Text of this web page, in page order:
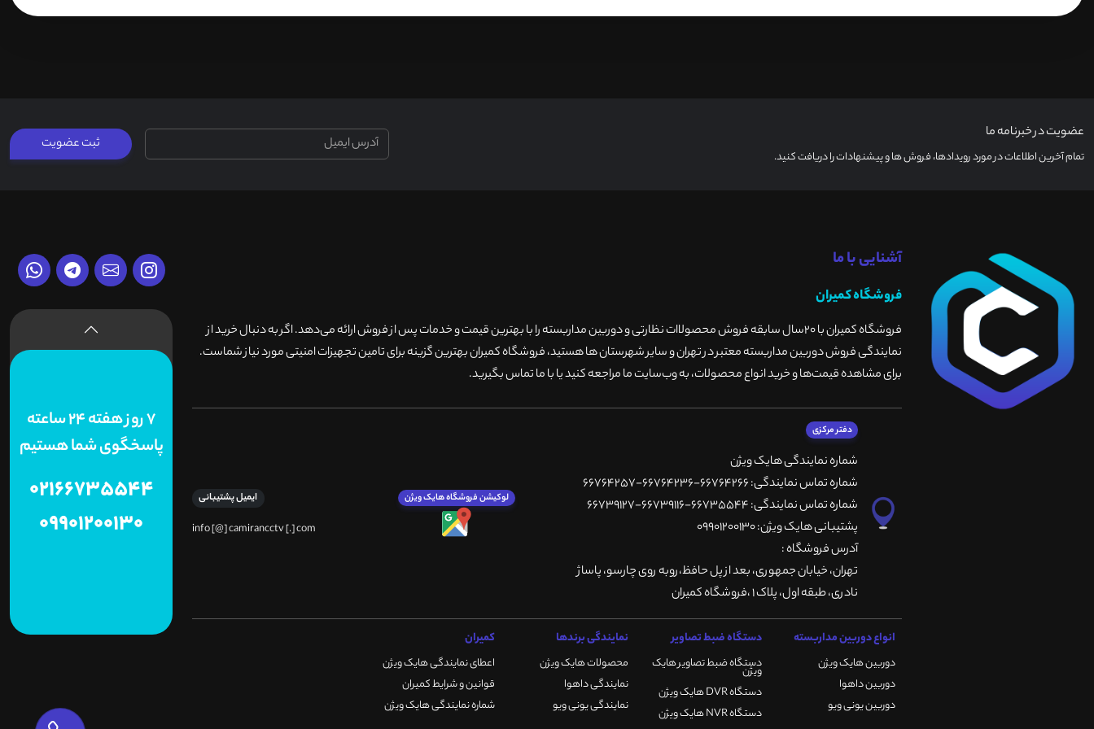
عضویت در خبرنامه ما
تمام آخرین اطلاعات در مورد رویدادها، فروش ها و پیشنهادات را دریافت کنید.
ثبت عضویت
آشنایی با ما
فروشگاه کمیران
فروشگاه کمیران با ۲۰سال سابقه فروش محصولاات نظارتی و دوربین مداربسته را با بهترین قیمت و خدمات پس از فروش ارائه می‌دهد. اگر به دنبال خرید از
نمایندگی فروش دوربین مداربسته معتبر در تهران و سایر شهرستان ها هستید، فروشگاه کمیران بهترین گزینه برای تامین تجهیزات امنیتی مورد نیاز شماست.
برای مشاهده قیمت‌ها و خرید انواع محصولات، به وب‌سایت ما مراجعه کنید یا با ما تماس بگیرید.
دفتر مرکزی
شماره نمایندگی هایک ویژن
شماره تماس نمایندگی: 66764266-66764236-66764257
شماره تماس نمایندگی: 66735544-66739116-66739127
پشتیبانی هایک ویژن: 09901200130
آدرس فروشگاه :
تهران، خيابان جمهوری، بعد از پل حافظ،روبه روی چارسو، پاساژ
نادری، طبقه اول، پلاک 1 ،فروشگاه کمیران
لوکیشن فروشگاه هایک ویژن ایمیل پشتیبانی
info [@] camirancctv [.] com
انواع دوربین مداربسته
دوربین هایک ویژن
دوربین داهوا
دوربین یونی ویو
دستگاه ضبط تصاویر
دستگاه ضبط تصاویر هایک
ویژن
دستگاه DVR هایک ویژن
دستگاه NVR هایک ویژن
نمایندگی برندها
محصولات هایک ویژن
نمایندگی داهوا
نمایندگی یونی ویو
کمیران
اعطای نمایندگی هایک ویژن
قوانین و شرایط کمیران
شماره نمایندگی هایک ویژن
7 روز هفته 24 ساعته
پاسخگوی شما هستیم
02166735544
09901200130